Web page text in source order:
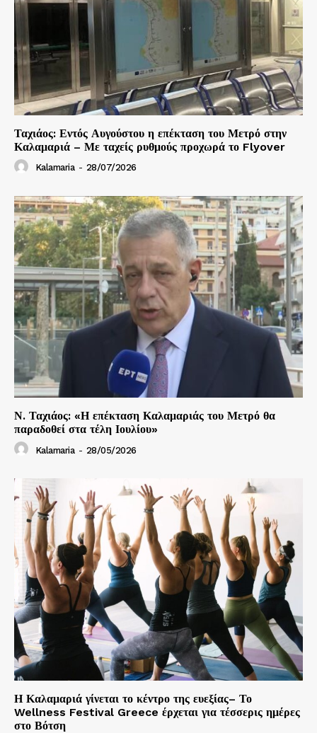
Ταχιάος: Εντός Αυγούστου η επέκταση του Μετρό στην
Καλαμαριά – Με ταχείς ρυθμούς προχωρά το Flyover
Kalamaria - 28/07/2026
Ν. Ταχιάος: «Η επέκταση Καλαμαριάς του Μετρό θα
παραδοθεί στα τέλη Ιουλίου»
Kalamaria - 28/05/2026
Η Καλαμαριά γίνεται το κέντρο της ευεξίας– Το
Wellness Festival Greece έρχεται για τέσσερις ημέρες
στο Βότση